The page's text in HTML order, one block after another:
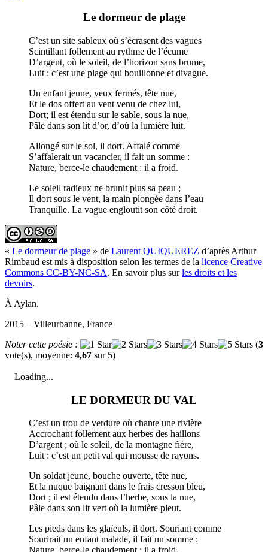
Le dormeur de plage
C’est un site sableux où s’écrasent des vagues
Scintillant follement au rythme de l’écume
D’argent, où le soleil, de l’horizon sans brume,
Luit : c’est une plage qui bouillonne et divague.
Un enfant jeune, yeux fermés, tête nue,
Et le dos offert au vent venu de chez lui,
Dort; il est étendu sur le sable, sous la nue,
Pâle dans son lit d’or, d’où la lumière luit.
Allongé sur le sol, il dort. Affalé comme
S’affalerait un vacancier, il fait un somme :
Nature, berce-le chaudement : il a froid.
Le soleil radieux ne brunit plus sa peau ;
Il dort sous le vent, la main plongée dans l’eau
Tranquille. La vague engloutit son côté droit.
« Le dormeur de plage » de Laurent QUIQUEREZ d’après Arthur
Rimbaud est mis à disposition selon les termes de la licence Creative
Commons CC-BY-NC-SA. En savoir plus surles droits et les
devoirs.
À Aylan.
2015 – Villeurbanne, France
Noter cette poésie :
(3
vote(s), moyenne: 4,67 sur 5)
Loading...
LE DORMEUR DU VAL
C’est un trou de verdure où chante une rivière
Accrochant follement aux herbes des haillons
D’argent ; où le soleil, de la montagne fière,
Luit : c’est un petit val qui mousse de rayons.
Un soldat jeune, bouche ouverte, tête nue,
Et la nuque baignant dans le frais cresson bleu,
Dort ; il est étendu dans l’herbe, sous la nue,
Pâle dans son lit vert où la lumière pleut.
Les pieds dans les glaïeuls, il dort. Souriant comme
Sourirait un enfant malade, il fait un somme :